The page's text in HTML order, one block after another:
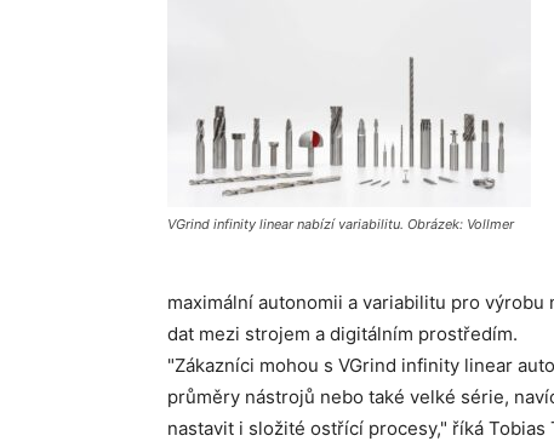
VGrind infinity linear nabízí variabilitu. Obrázek: Vollmer
maximální autonomii a variabilitu pro
dat mezi strojem a digitálním prostředím.
"Zákazníci mohou s VGrind infinity linear
průměry nástrojů nebo také velké série,
nastavit i složité ostřící procesy," říká